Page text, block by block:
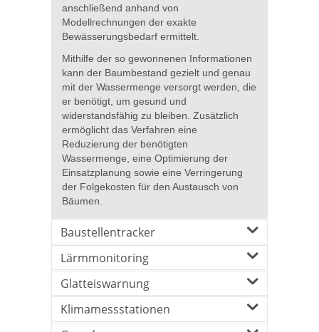
anschließend anhand von
Modellrechnungen der exakte
Bewässerungsbedarf ermittelt.
Mithilfe der so gewonnenen Informationen
kann der Baumbestand gezielt und genau
mit der Wassermenge versorgt werden, die
er benötigt, um gesund und
widerstandsfähig zu bleiben. Zusätzlich
ermöglicht das Verfahren eine
Reduzierung der benötigten
Wassermenge, eine Optimierung der
Einsatzplanung sowie eine Verringerung
der Folgekosten für den Austausch von
Bäumen.
Baustellentracker
Lärmmonitoring
Glatteiswarnung
Klimamessstationen